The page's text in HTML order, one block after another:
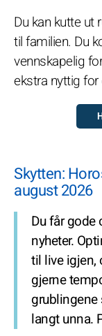
Du kan kutte ut
til familien. Du
vennskapelig
ekstra nyttig for
Skytten:
august 2026
Du får gode
nyheter.
til live igjen,
gjerne
grublingene
langt unna.